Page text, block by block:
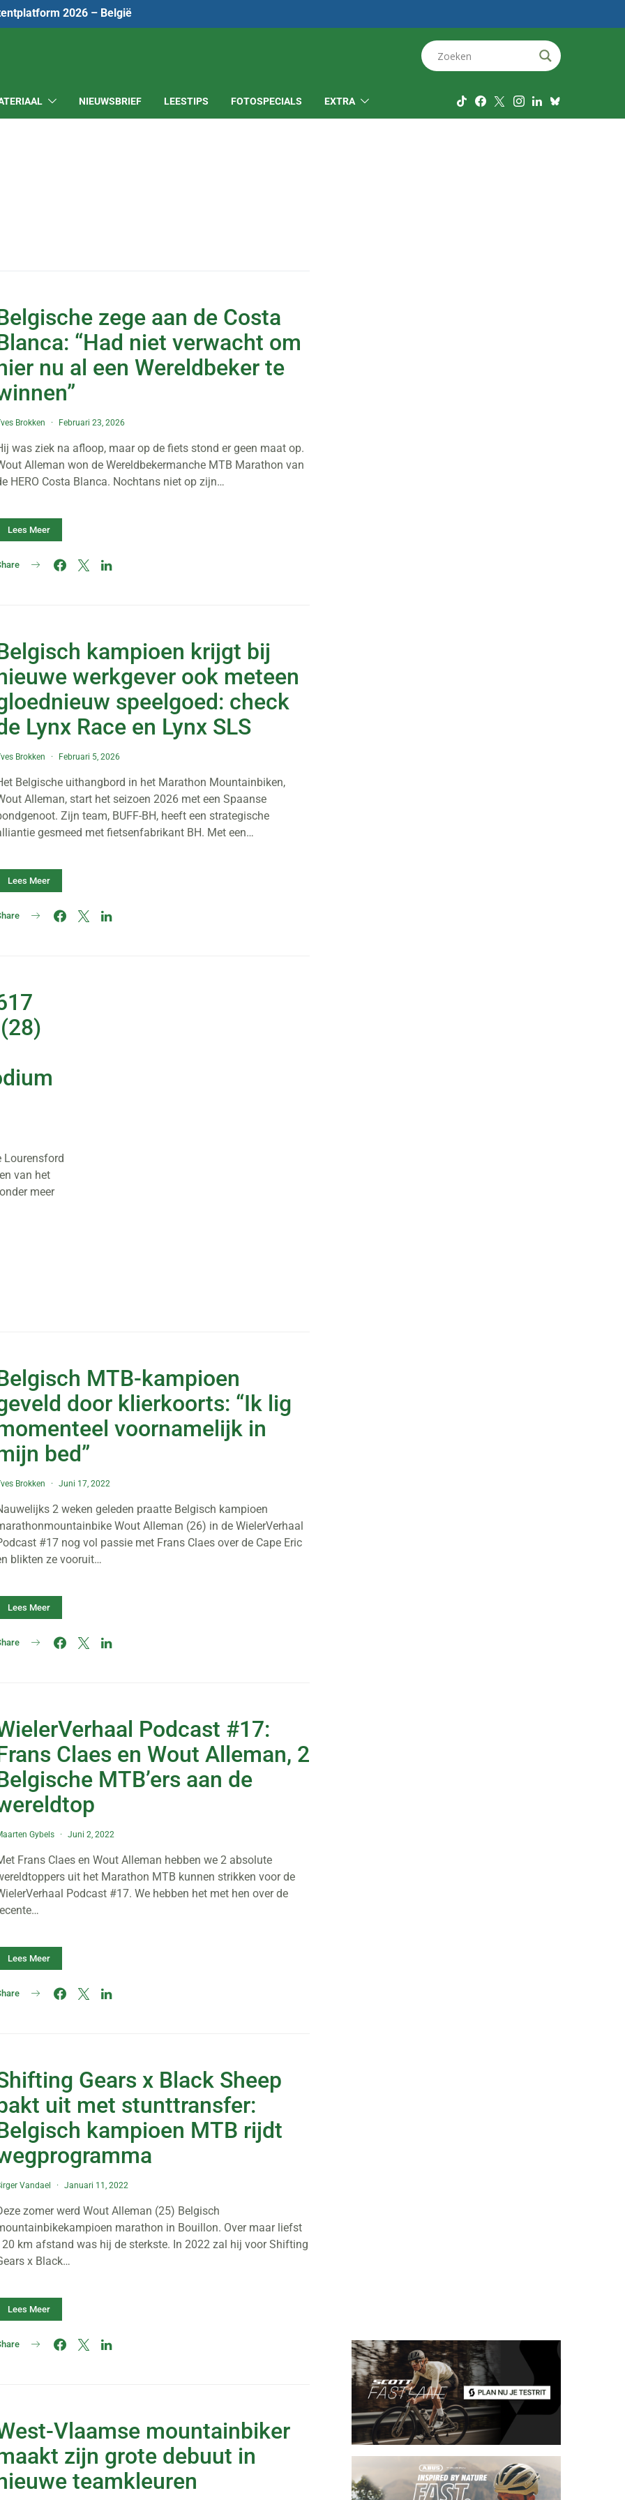
2026 – België
NIEUWSBRIEF LEESTIPS FOTOSPECIALS EXTRA
zege aan de Costa
“Had niet verwacht om
nu al een Wereldbeker te
Brokken Februari 23, 2026
was ziek na afloop, maar op de fiets stond er geen maat op.
Alleman won de Wereldbekermanche MTB Marathon van
HERO Costa Blanca. Nochtans niet op zijn…
Lees Meer
kampioen krijgt bij
werkgever ook meteen
speelgoed: check
Lynx Race en Lynx SLS
Brokken Februari 5, 2026
Belgische uithangbord in het Marathon Mountainbiken,
Alleman, start het seizoen 2026 met een Spaanse
Zijn team, BUFF-BH, heeft een strategische
gesmeed met fietsenfabrikant BH. Met een…
Lees Meer
Lourensford
van het
meer
MTB-kampioen
door klierkoorts: “Ik lig
voornamelijk in
bed”
Brokken Juni 17, 2022
2 weken geleden praatte Belgisch kampioen
Wout Alleman (26) in de WielerVerhaal
#17 nog vol passie met Frans Claes over de Cape Eric
blikten ze vooruit…
Lees Meer
Podcast #17:
Claes en Wout Alleman, 2
MTB’ers aan de
Gybels Juni 2, 2022
Frans Claes en Wout Alleman hebben we 2 absolute
uit het Marathon MTB kunnen strikken voor de
Podcast #17. We hebben het met hen over de
Lees Meer
Gears x Black Sheep
uit met stunttransfer:
kampioen MTB rijdt
Vandael Januari 11, 2022
zomer werd Wout Alleman (25) Belgisch
marathon in Bouillon. Over maar liefst
km afstand was hij de sterkste. In 2022 zal hij voor Shifting
x Black…
Lees Meer
Vlaamse mountainbiker
zijn grote debuut in
teamkleuren